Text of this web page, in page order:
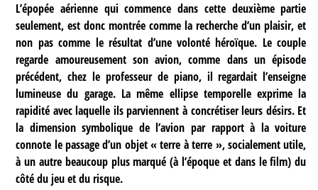
L’épopée aérienne qui commence dans cette deuxième partie
seulement, est donc montrée comme la recherche d’un plaisir, et
non pas comme le résultat d’une volonté héroïque. Le couple
regarde amoureusement son avion, comme dans un épisode
précédent, chez le professeur de piano, il regardait l’enseigne
lumineuse du garage. La même ellipse temporelle exprime la
rapidité avec laquelle ils parviennent à concrétiser leurs désirs. Et
la dimension symbolique de l’avion par rapport à la voiture
connote le passage d’un objet « terre à terre », socialement utile,
à un autre beaucoup plus marqué (à l’époque et dans le film) du
côté du jeu et du risque.